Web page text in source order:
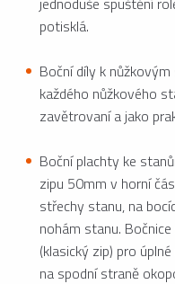
potisklá.
Boční díly k
každého nůžkového
zavětrovaní a jako
Boční plachty ke
zipu 50mm v horní
střechy stanu, na
nohám stanu.
(klasický zip) pro
na spodní straně